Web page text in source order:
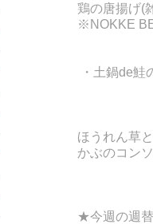
鶏の唐揚げ(
※NOKKE
・土鍋de鮭
ほうれん草
かぶのコン
★今週の週